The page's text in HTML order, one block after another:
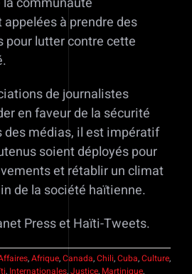
à prendre des
pour lutter contre cette
de journalistes
en faveur de la sécurité
des médias, il est impératif
soient déployés pour
et rétablir un climat
de la société haïtienne.
Press et Haïti-Tweets.
,Afrique,Canada,Chili,Cuba,Culture,
, Internationales,Justice, Martinique,